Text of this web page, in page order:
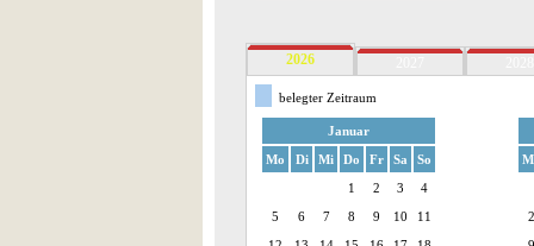
2026
belegter Zeitraum
Januar
Mo
Di Mi Do Fr Sa
So
1
2 3
4
5
6 7 8 9 10
11
2